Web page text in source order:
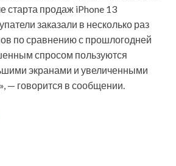
старта продаж iPhone 13
заказали в несколько раз
по сравнению с прошлогодней
спросом пользуются
экранами и увеличенными
— говорится в сообщении.